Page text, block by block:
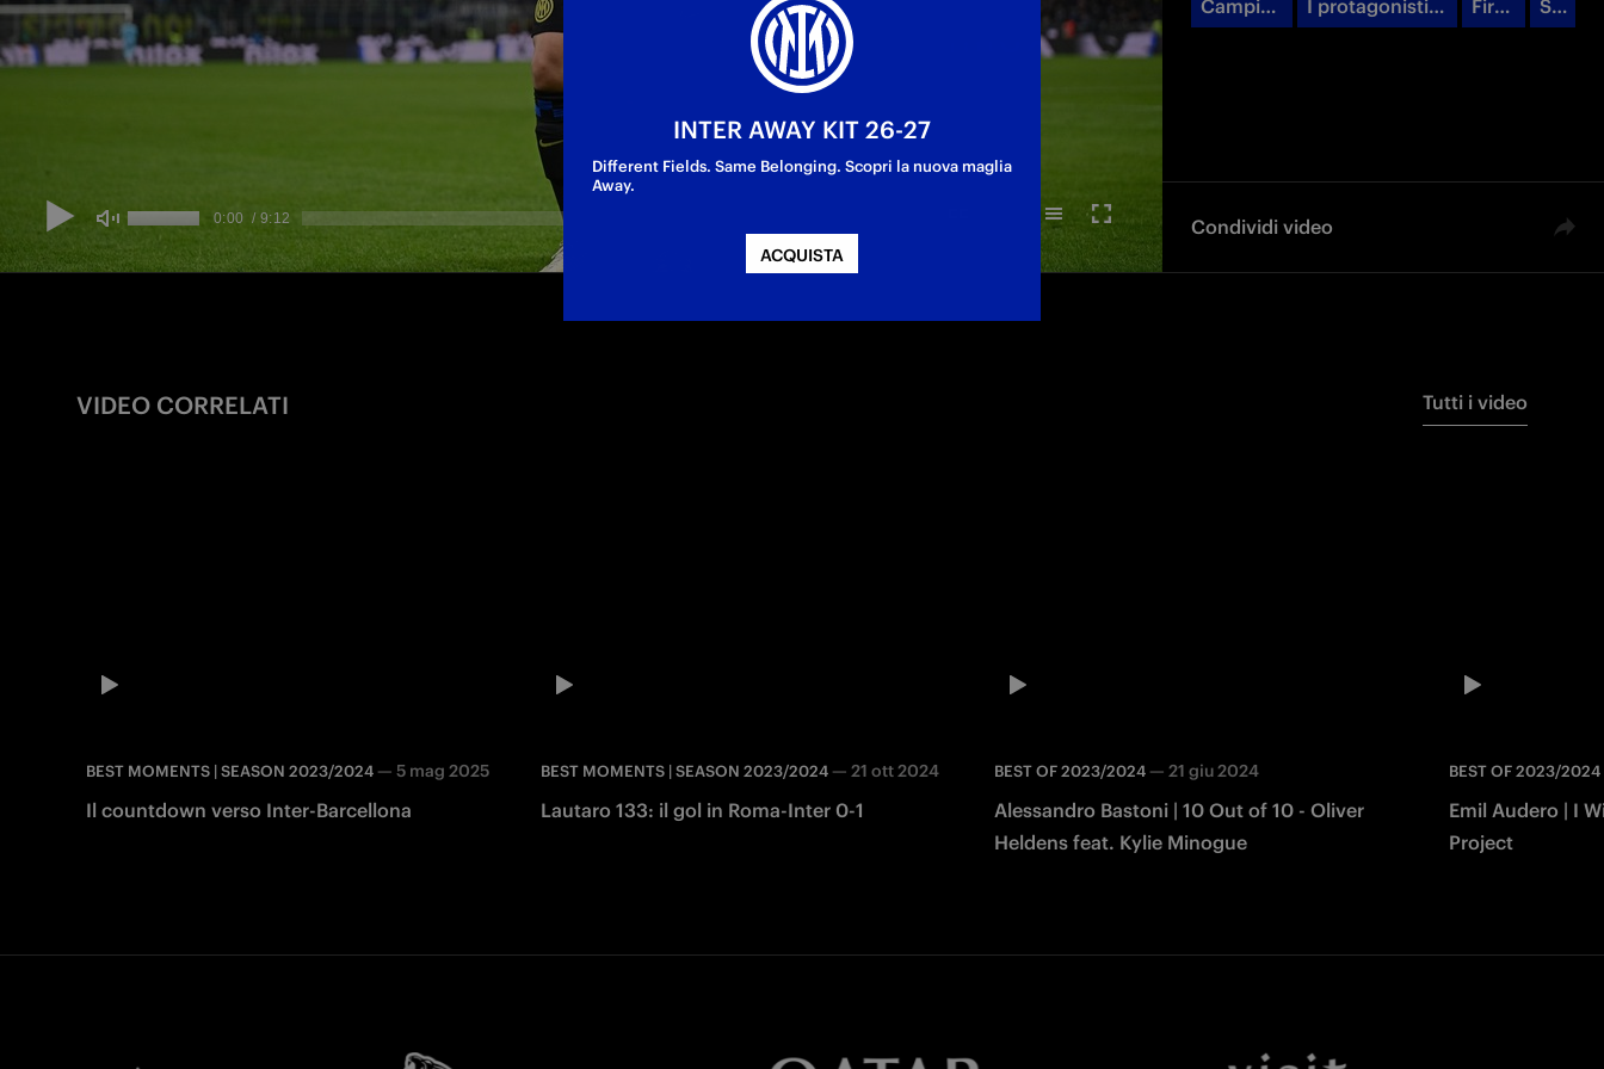
Campio
I protagonisti
First
Se
Condividi video
VIDEO CORRELATI Tutti i video
BEST MOMENTS | SEASON 2023/2024 — 5 mag 2025
Il countdown verso Inter-Barcellona
BEST MOMENTS | SEASON 2023/2024— 21 ott 2024
Lautaro 133: il gol in Roma-Inter 0-1
BEST OF 2023/2024 —21 giu 2024
Alessandro Bastoni | 10 Out of 10 - Oliver
Heldens feat. Kylie Minogue
BEST OF 2023/2024
Emil Audero | I
Project
INTER AWAY KIT 26-27
Different Fields. Same Belonging. Scopri la nuova maglia
Away.
ACQUISTA